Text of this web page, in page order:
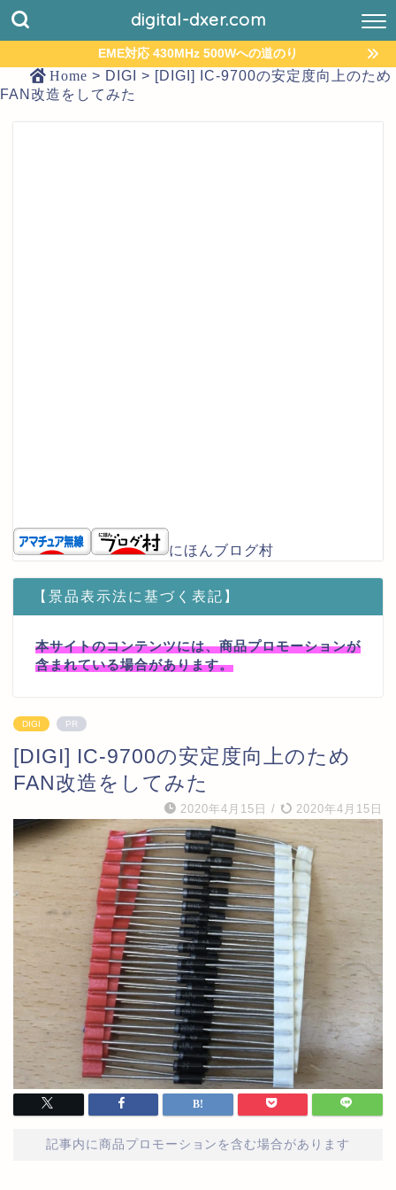
digital-dxer.com
EME対応 430MHz 500Wへの道のり
Home > DIGI > [DIGI] IC-9700の安定度向上のため
FAN改造をしてみた
にほんブログ村
【景品表示法に基づく表記】
本サイトのコンテンツには、商品プロモーションが
含まれている場合があります。
DIGI PR
[DIGI] IC-9700の安定度向上のため
FAN改造をしてみた
2020年4月15日 / 2020年4月15日
記事内に商品プロモーションを含む場合があります